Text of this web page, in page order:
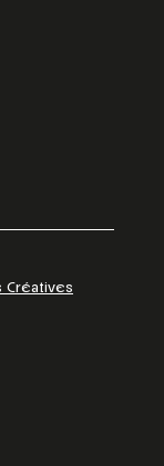
Créatives